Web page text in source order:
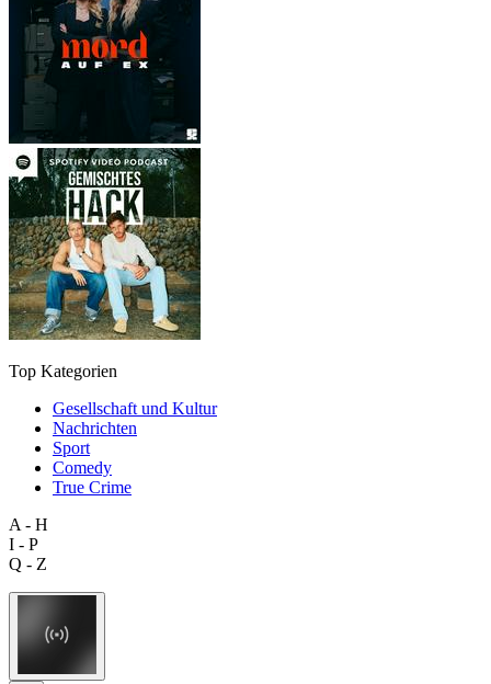
Top Kategorien
Gesellschaft und Kultur
Nachrichten
Sport
Comedy
True Crime
A - H
I - P
Q - Z